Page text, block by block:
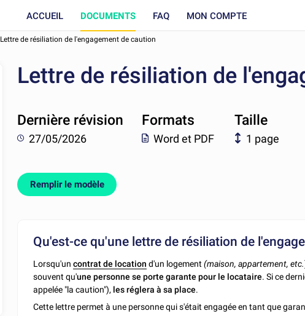
ACCUEIL DOCUMENTS FAQ MON COMPTE
Lettre de résiliation de l'engagement de caution
Lettre de résiliation de
Dernière révision
27/05/2026
Formats
Word et PDF
Taille
1 page
Remplir le modèle
Qu'est-ce qu'une lettre de résiliation de
Lorsqu'un contrat de location d'un logement(maison, appartement, etc.
souvent qu'une personne se porte garante pour le locataire. Si ce
appelée "la caution"), les réglera à sa place.
Cette lettre permet à une personne qui s'était engagée en tant que